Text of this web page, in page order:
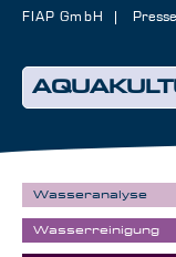
FIAP GmbH Presse
Wasseranalyse
Wasserreinigung